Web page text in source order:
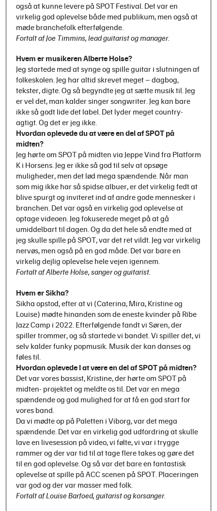
også at kunne levere på SPOT Festival. Det var en
virkelig god oplevelse både med publikum, men også at
møde branchefolk efterfølgende.
Fortalt af Joe Timmins, lead guitarist og manager.
Hvem er musikeren Alberte Holse?
Jeg startede med at synge og spille guitar i slutningen af
folkeskolen. Jeg har altid skrevet meget – dagbog,
tekster, digte. Og så begyndte jeg at sætte musik til. Jeg
er vel det, man kalder singer songwriter. Jeg kan bare
ikke så godt lide det label. Det lyder meget country-
agtigt. Og det er jeg ikke.
Hvordan oplevede du at være en del af SPOT på
midten?
Jeg hørte om SPOT på midten via Jeppe Vind fra Platform
K i Horsens. Jeg er ikke så god til selv at opsøge
muligheder, men det lød mega spændende. Når man
som mig ikke har så spidse albuer, er det virkelig fedt at
blive spurgt og inviteret ind af andre gode mennesker i
branchen. Det var også en virkelig god oplevelse at
optage videoen. Jeg fokuserede meget på at gå
umiddelbart til dagen. Og da det hele så endte med at
jeg skulle spille på SPOT, var det ret vildt. Jeg var virkelig
nervøs, men også på en god måde. Det var bare en
virkelig dejlig oplevelse hele vejen igennem.
Fortalt af Alberte Holse, sanger og guitarist.
Hvem er Sikha?
Sikha opstod, efter at vi (Caterina, Mira, Kristine og
Louise) mødte hinanden som de eneste kvinder på Ribe
Jazz Camp i 2022. Efterfølgende fandt vi Søren, der
spiller trommer, og så startede vi bandet. Vi spiller det, vi
selv kalder funky popmusik. Musik der kan danses og
føles til.
Hvordan oplevede I at være en del af SPOT på midten?
Det var vores bassist, Kristine, der hørte om SPOT på
midten- projektet og meldte os til. Det var en mega
spændende og god mulighed for at få en god start for
vores band.
Da vi mødte op på Paletten i Viborg, var det mega
spændende. Det var en virkelig god udfordring at skulle
lave en livesession på video, vi følte, vi var i trygge
rammer og der var tid til at tage flere takes og gøre det
til en god oplevelse. Og så var det bare en fantastisk
oplevelse at spille på ACC scenen på SPOT. Placeringen
var god og der var masser med folk.
Fortalt af Louise Barfoed, guitarist og korsanger.